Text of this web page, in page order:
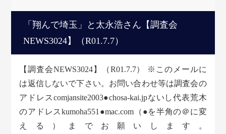
「翔んで埼玉」と太永浩さん【調査会
NEWS3024】（R01.7.7）
【調査会NEWS3024】（R01.7.7） ※このメールに
は返信しないで下さい。お問い合わせ等は調査会の
アドレスcomjansite2003●chosa-kai.jpないし代表荒木
のアドレスkumoha551●mac.com（●を半角の＠に変
える）までお願いします。